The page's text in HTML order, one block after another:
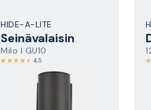
HIDE-A-LITE
Seinävalaisin
Milo I GU10
4,5